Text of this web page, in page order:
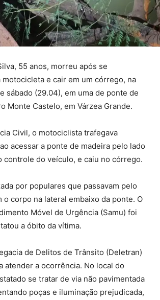
55 anos, morreu após se
e cair em um córrego, na
sábado (29.04), em uma de ponte de
Monte Castelo, em Várzea Grande.
Civil, o motociclista trafegava
acessar a ponte de madeira pelo lado
controle do veículo, e caiu no córrego.
por populares que passavam pelo
o corpo na lateral embaixo da ponte. O
Móvel de Urgência (Samu) foi
a óbito da vítima.
de Delitos de Trânsito (Deletran)
atender a ocorrência. No local do
se tratar de via não pavimentada
poças e iluminação prejudicada,